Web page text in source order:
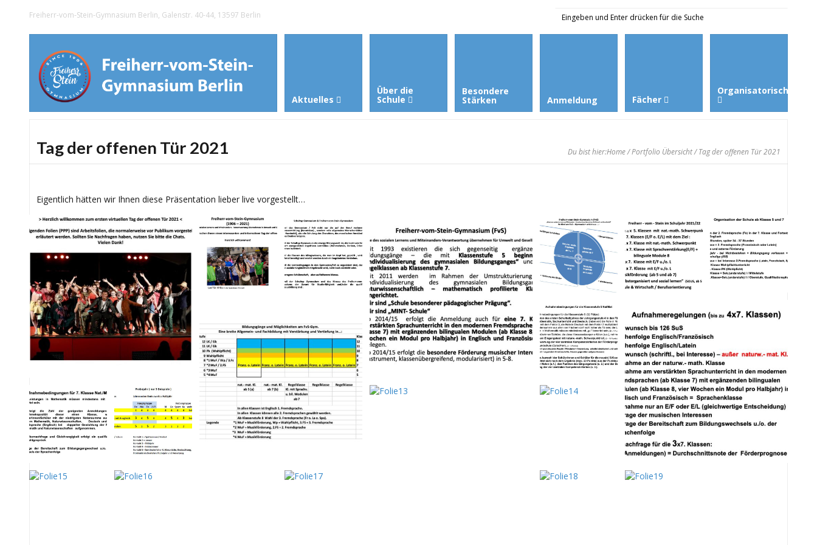
Freiherr-vom-Stein-Gymnasium Berlin, Galenstr. 40-44, 13597 Berlin
Aktuelles
Über die
Schule
Besondere
Stärken Anmeldung Fächer
Organisatorisches
Tag der offenen Tür 2021 Du bist hier:Home/Portfolio Übersicht/ Tag der offenen Tür 2021
Eigentlich hätten wir Ihnen diese Präsentation lieber live vorgestellt…